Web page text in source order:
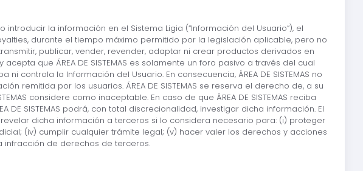
la información en el Sistema Ligia (“Información del Usuario”), el
durante el tiempo máximo permitido por la legislación aplicable, pero no
publicar, vender, revender, adaptar ni crear productos derivados en
que ÁREA DE SISTEMAS es solamente un foro pasivo a través del cual
controla la Información del Usuario. En consecuencia, ÁREA DE SISTEMAS no
remitida por los usuarios. ÁREA DE SISTEMAS se reserva el derecho de, a su
considere como inaceptable. En caso de que ÁREA DE SISTEMAS reciba
SISTEMAS podrá, con total discrecionalidad, investigar dicha información. El
revelar dicha información a terceros si lo considera necesario para: (i) proteger
(iv) cumplir cualquier trámite legal; (v) hacer valer los derechos y acciones
infracción de derechos de terceros.